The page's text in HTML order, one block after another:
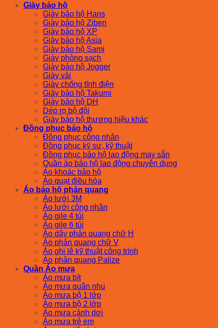
Giày bảo hộ
Giày bảo hộ Hans
Giày bảo hộ Ziben
Giày bảo hộ XP
Giày bảo hộ Asia
Giày bảo hộ Sami
Giày phòng sạch
Giày bảo hộ Jogger
Giày vải
Giày chống tĩnh điện
Giày bảo hộ Takumi
Giày bảo hộ DH
Dép rọ bộ đội
Giày bảo hộ thương hiệu khác
Đồng phục bảo hộ
Đồng phục công nhân
Đồng phục kỹ sư, kỹ thuật
Đồng phục bảo hộ lao động may sẵn
Quần áo bảo hộ lao động chuyên dụng
Áo khoác bảo hộ
Áo quạt điều hòa
Áo bảo hộ phản quang
Áo lưới 3M
Áo lưới công nhân
Áo gile 4 túi
Áo gile 6 túi
Áo dây phản quang chữ H
Áo phản quang chữ V
Áo ghi lê kỹ thuật công trình
Áo phản quang Palize
Quần Áo mưa
Áo mưa bít
Áo mưa quân nhu
Áo mưa bộ 1 lớp
Áo mưa bộ 2 lớp
Áo mưa cánh dơi
Áo mưa trẻ em